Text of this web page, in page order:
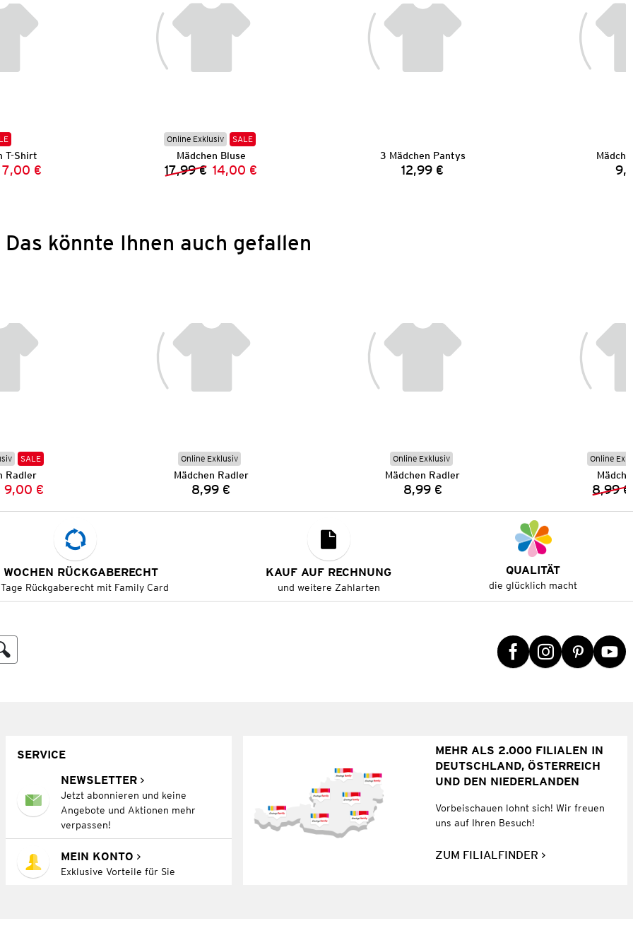
T-Shirt
Preis:
Preis:
7,00 €
Online Exklusiv SALE
Mädchen Bluse
Vorheriger Preis:
17,99 € Neuer Preis:
14,00 €
3 Mädchen Pantys
Preis:
12,99 €
Das könnte Ihnen auch gefallen
SALE
Radler
Preis:
Preis:
9,00 €
Online Exklusiv
Mädchen Radler
Preis:
8,99 €
Online Exklusiv
Mädchen Radler
Preis:
8,99 €
Online
8,99 €
RÜCKGABERECHT
Rückgaberecht mit Family Card
KAUF AUF RECHNUNG
und weitere Zahlarten
QUALITÄT
die glücklich macht
SERVICE
NEWSLETTER
Jetzt abonnieren und keine
Angebote und Aktionen mehr
verpassen!
MEIN KONTO
Exklusive Vorteile für Sie
MEHR ALS 2.000 FILIALEN IN
DEUTSCHLAND, ÖSTERREICH
UND DEN NIEDERLANDEN
Vorbeischauen lohnt sich! Wir freuen
uns auf Ihren Besuch!
ZUM FILIALFINDER